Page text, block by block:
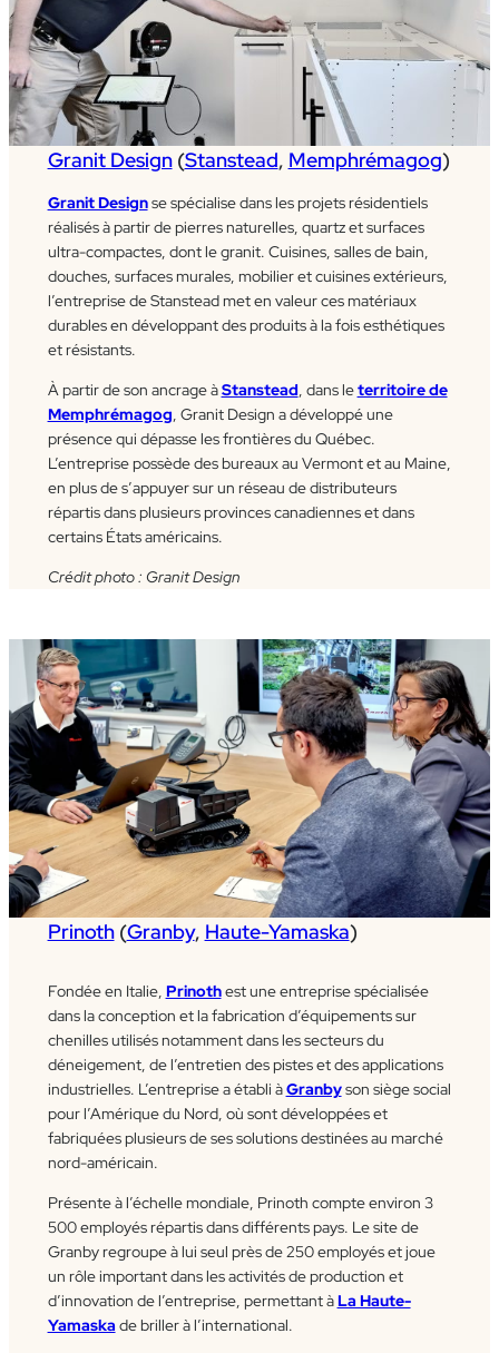
Granit Design(Stanstead, Memphrémagog)
Granit Designse spécialise dans les projets résidentiels
réalisés à partir de pierres naturelles, quartz et surfaces
ultra-compactes, dont le granit. Cuisines, salles de bain,
douches, surfaces murales, mobilier et cuisines extérieurs,
l’entreprise de Stanstead met en valeur ces matériaux
durables en développant des produits à la fois esthétiques
et résistants.
À partir de son ancrage àStanstead, dans leterritoire de
Memphrémagog, Granit Design a développé une
présence qui dépasse les frontières du Québec.
L’entreprise possède des bureaux au Vermont et au Maine,
en plus de s’appuyer sur un réseau de distributeurs
répartis dans plusieurs provinces canadiennes et dans
certains États américains.
Crédit photo : Granit Design
Prinoth(Granby, Haute-Yamaska)
Fondée en Italie, Prinothest une entreprise spécialisée
dans la conception et la fabrication d’équipements sur
chenilles utilisés notamment dans les secteurs du
déneigement, de l’entretien des pistes et des applications
industrielles. L’entreprise a établi àGranbyson siège social
pour l’Amérique du Nord, où sont développées et
fabriquées plusieurs de ses solutions destinées au marché
nord-américain.
Présente à l’échelle mondiale, Prinoth compte environ 3
500 employés répartis dans différents pays. Le site de
Granby regroupe à lui seul près de 250 employés et joue
un rôle important dans les activités de production et
d’innovation de l’entreprise, permettant àLa Haute-
Yamaska de briller à l’international.